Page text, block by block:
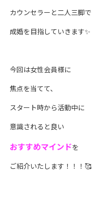
カウンセラーと二人三脚で
成婚を目指していきます✨
今回は女性会員様に
焦点を当てて、
スタート時から活動中に
意識されると良い
おすすめマインドを
ご紹介いたします！！！🥰